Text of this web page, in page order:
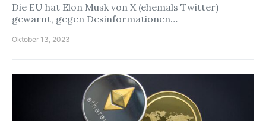
Die EU hat Elon Musk von X (ehemals Twitter)
gewarnt, gegen Desinformationen…
Oktober 13, 2023